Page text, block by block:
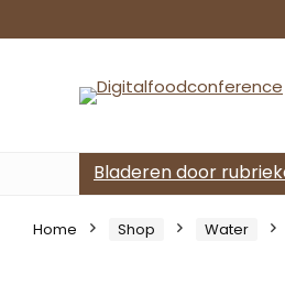
Bladeren door
Home Shop Water